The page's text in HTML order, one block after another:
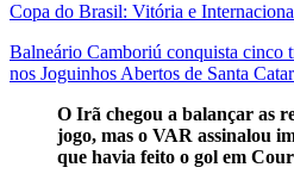
Copa do Brasil: Vitória e
Balneário Camboriú conquista cinco
nos Joguinhos Abertos de Santa
O Irã chegou a balançar as
jogo, mas o VAR assinalou
que havia feito o gol em